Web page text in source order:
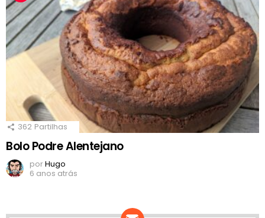
362 Partilhas
Bolo Podre Alentejano
porHugo
6 anos atrás